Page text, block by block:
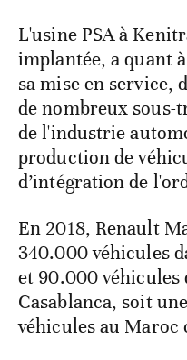
L'usine PSA à
implantée, a quant
sa mise en service,
de nombreux
de l'industrie
production de
d’intégration de
En 2018, Renault
340.000 véhicules
et 90.000 véhicules
Casablanca, soit
véhicules au Maroc